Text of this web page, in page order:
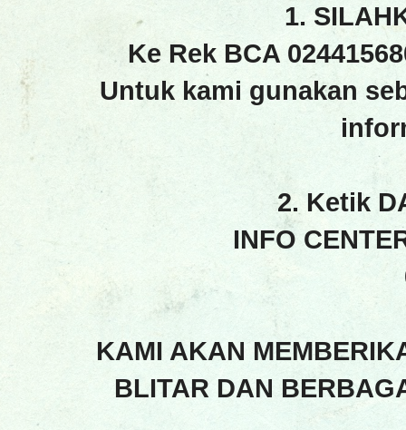
1.
Ke Rek BCA
Untuk kami gunakan
2. Ketik
INFO
KAMI AKAN
BLITAR DAN